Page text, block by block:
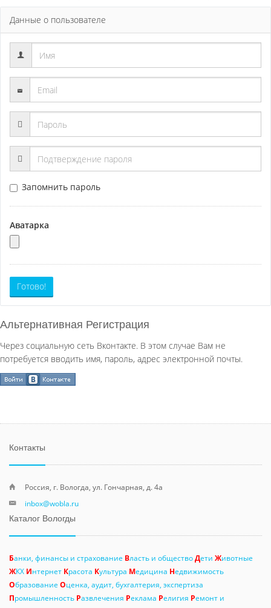
Данные о пользователе
Запомнить пароль
Аватарка
Готово!
Альтернативная Регистрация
Через социальную сеть Вконтакте. В этом случае Вам не
потребуется вводить имя, пароль, адрес электронной почты.
Контакты
Россия, г. Вологда, ул. Гончарная, д. 4а
inbox@wobla.ru
Каталог Вологды
Банки, финансы и страхование Власть и обществоДети Животные
ЖКХ Интернет Красота Культура Медицина Недвижимость
Образование Оценка, аудит, бухгалтерия, экспертиза
Промышленность Развлечения Реклама Религия Ремонт и